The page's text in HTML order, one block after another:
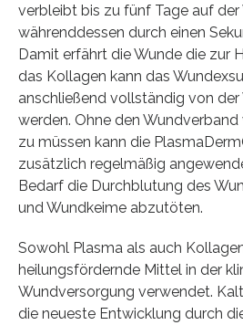
verbleibt bis zu fünf Tage auf der
währenddessen durch einen
Damit erfährt die Wunde die zur
das Kollagen kann das
anschließend vollständig von
werden. Ohne den
zu müssen kann die
zusätzlich regelmäßig
Bedarf die Durchblutung des
und Wundkeime abzutöten.
Sowohl Plasma als auch
heilungsfördernde Mittel in der
Wundversorgung verwendet.
die neueste Entwicklung durch